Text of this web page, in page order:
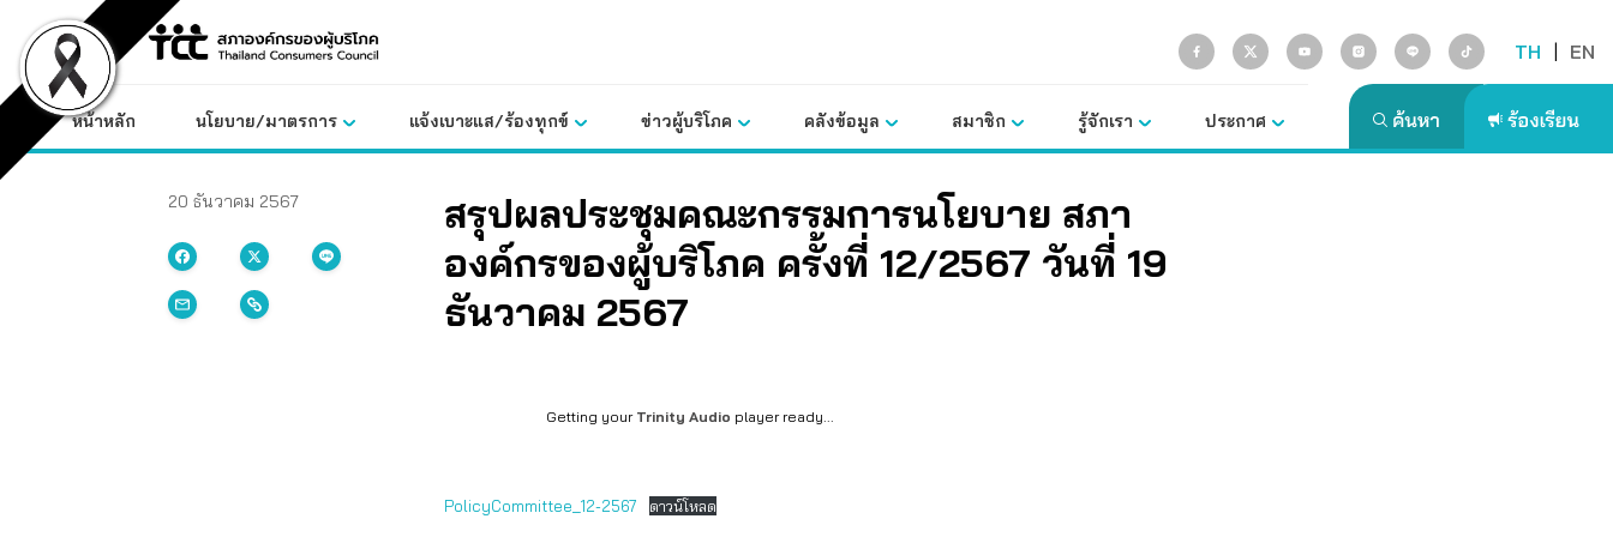
content
TH | EN
หน้าหลัก นโยบาย/มาตรการ แจ้งเบาะแส/ร้องทุกข์ ข่าวผู้บริโภค คลังข้อมูล สมาชิก รู้จักเรา ประกาศ
20 ธันวาคม 2567
สรุปผลประชุมคณะกรรมการนโยบาย สภา
องค์กรของผู้บริโภค ครั้งที่ 12/2567 วันที่ 19
ธันวาคม 2567
Getting your Trinity Audio player ready...
PolicyCommittee_12-2567 ดาวน์โหลด